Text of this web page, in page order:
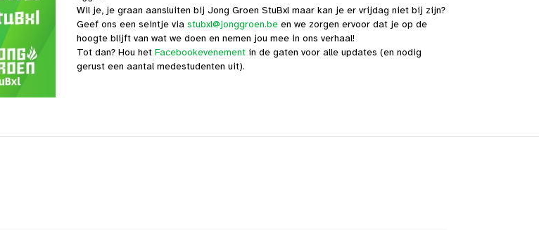
Wil je, je graan aansluiten bij Jong Groen StuBxl maar kan je er vrijdag niet bij zijn?
Geef ons een seintje via stubxl@jonggroen.be en we zorgen ervoor dat je op de
hoogte blijft van wat we doen en nemen jou mee in ons verhaal!
Tot dan? Hou het Facebookevenement in de gaten voor alle updates (en nodig
gerust een aantal medestudenten uit).